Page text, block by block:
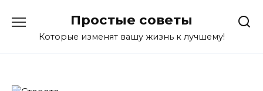
содержанию
Простые советы
Которые изменят вашу жизнь к лучшему!